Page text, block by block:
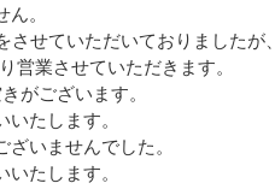
。
せていただいておりましたが、
営業させていただきます。
がございます。
いたします。
いませんでした。
たします。